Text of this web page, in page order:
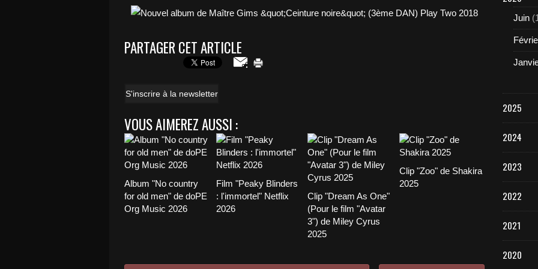
PARTAGER CET ARTICLE
S'inscrire à la newsletter
VOUS AIMEREZ AUSSI :
Album "No country
for old men" de doPE
Org Music 2026
Film "Peaky Blinders
: l'immortel" Netflix
2026
Clip "Dream As One"
(Pour le film "Avatar
3") de Miley Cyrus
2025
Clip "Zoo" de Shakira
2025
Juin
2025
2024
2023
2022
2021
2020